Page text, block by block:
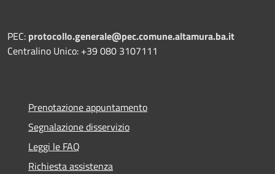
PEC: protocollo.generale@pec.comune.altamura.ba.it
Centralino Unico: +39 080 3107111
Prenotazione appuntamento
Segnalazione disservizio
Leggi le FAQ
Richiesta assistenza